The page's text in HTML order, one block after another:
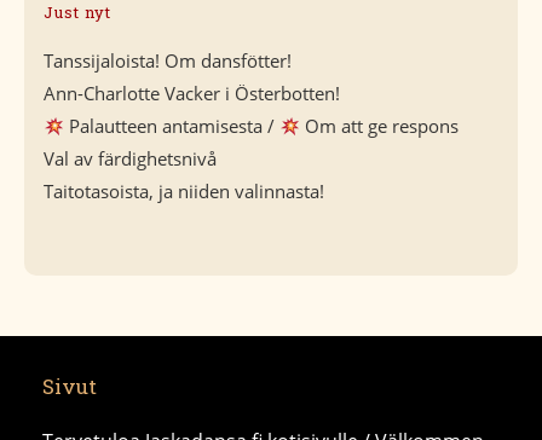
Just nyt
Tanssijaloista! Om dansfötter!
Ann-Charlotte Vacker i Österbotten!
Palautteen antamisesta /
Om att ge respons
Val av färdighetsnivå
Taitotasoista, ja niiden valinnasta!
Sivut